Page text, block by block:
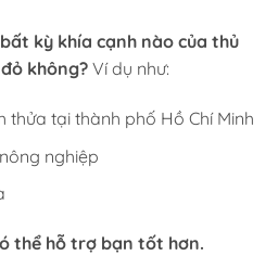
kỳ khía cạnh nào của thủ
không? Ví dụ như:
thửa tại thành phố Hồ Chí Minh
nghiệp
thể hỗ trợ bạn tốt hơn.